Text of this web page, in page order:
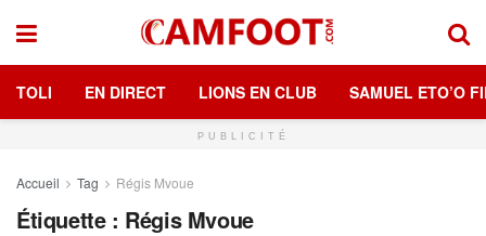
TOLI EN DIRECT LIONS EN CLUB SAMUEL ETO’O
PUBLICITÉ
Accueil Tag Régis Mvoue
Étiquette : Régis Mvoue